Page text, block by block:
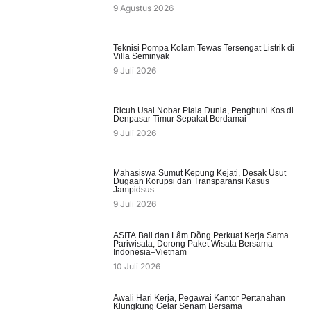
9 Agustus 2026
Teknisi Pompa Kolam Tewas Tersengat Listrik di
Villa Seminyak
9 Juli 2026
Ricuh Usai Nobar Piala Dunia, Penghuni Kos di
Denpasar Timur Sepakat Berdamai
9 Juli 2026
Mahasiswa Sumut Kepung Kejati, Desak Usut
Dugaan Korupsi dan Transparansi Kasus
Jampidsus
9 Juli 2026
ASITA Bali dan Lâm Đồng Perkuat Kerja Sama
Pariwisata, Dorong Paket Wisata Bersama
Indonesia–Vietnam
10 Juli 2026
Awali Hari Kerja, Pegawai Kantor Pertanahan
Klungkung Gelar Senam Bersama